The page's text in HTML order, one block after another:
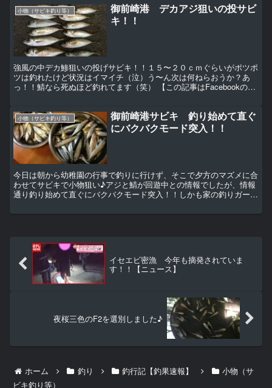
小物（サビキ釣り等）
御前崎港 デカアジ狙いの投サビ
キ！！
強風の中デカ鯵狙いの投げサビキ！！１５〜２０ｃｍぐらいがポツポ
ツは釣れたけど状況はイマイチ（泣）う〜ん次は何ねらおうか？あ
っ！！鯖なら死ぬほど釣れてます（笑） 【この記事はFacebookの過
小物（サビキ釣り等）
御前崎港サビキ 釣り始めて直ぐ
にバクバクモード突入！！
今日は朝から幼稚園の行事で釣りに行けず、そこで夕方のマズメに合
わせてサビキで小物狙い♪アジと鯖が回遊中との情報でしたが、情報
通り釣り始めて直ぐにバクバクモード突入！！しかも家の釣りガール
イセエビ密漁 今年も摘発されていま
す！！【ニュース】
夜桜三色のF2を選別しました♪
ホーム 釣り 釣行記【釣果速報】
小物（サ
ビキ釣り等）